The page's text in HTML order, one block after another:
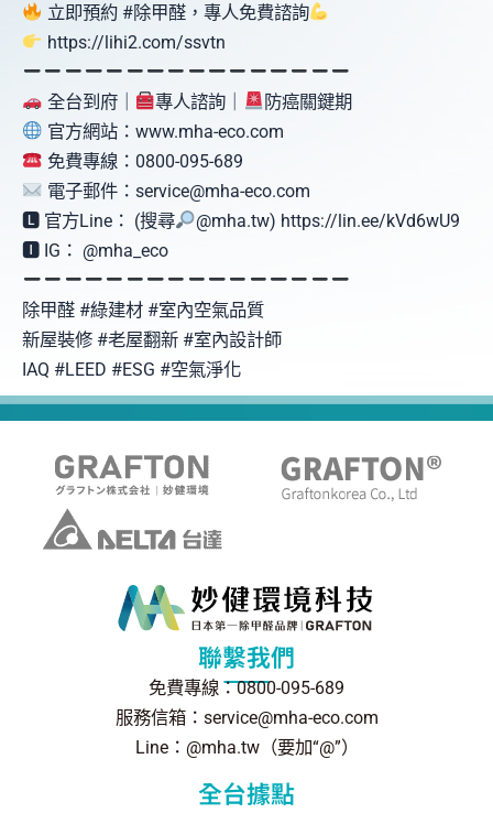
立即預約 #除甲醛，專人免費諮詢
https://lihi2.com/ssvtn
全台到府｜ 專人諮詢｜
防癌關鍵期
官方網站：www.mha-eco.com
免費專線：0800-095-689
電子郵件：service@mha-eco.com
🅻 官方Line： (搜尋
@mha.tw) https://lin.ee/kVd6wU9
🅸 IG： @mha_eco
除甲醛 #綠建材 #室內空氣品質
新屋裝修 #老屋翻新 #室內設計師
IAQ #LEED #ESG #空氣淨化
聯繫我們
免費專線：0800-095-689
服務信箱：service@mha-eco.com
Line：@mha.tw（要加“@”）
全台據點